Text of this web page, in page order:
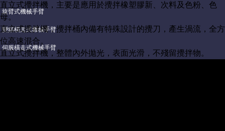
旋臂式機械手臂
變頻橫走式機械手臂
伺服橫走式機械手臂
直立式攪拌機，主要是應用於攪拌橡塑膠新、次料及色粉、色
母。
直立式攪拌機，攪拌桶內備有特殊設計的攪刀，產生渦流，全方
位高速混合。
直立式攪拌機，整體內外拋光，表面光滑，不殘留攪拌物。